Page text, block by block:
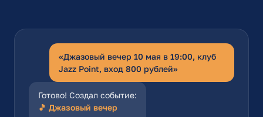
«Джазовый вечер 10 мая в 19:00, клуб
Jazz Point, вход 800 рублей»
Готово! Создал событие:
🎵 Джазовый вечер